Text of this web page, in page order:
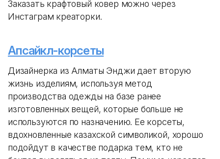
Заказать крафтовый ковер можно через
Инстаграм креаторки.
Апсайкл-корсеты
Дизайнерка из Алматы Энджи дает вторую
жизнь изделиям, используя метод
производства одежды на базе ранее
изготовленных вещей, которые больше не
используются по назначению. Ее корсеты,
вдохновленные казахской символикой, хорошо
подойдут в качестве подарка тем, кто не